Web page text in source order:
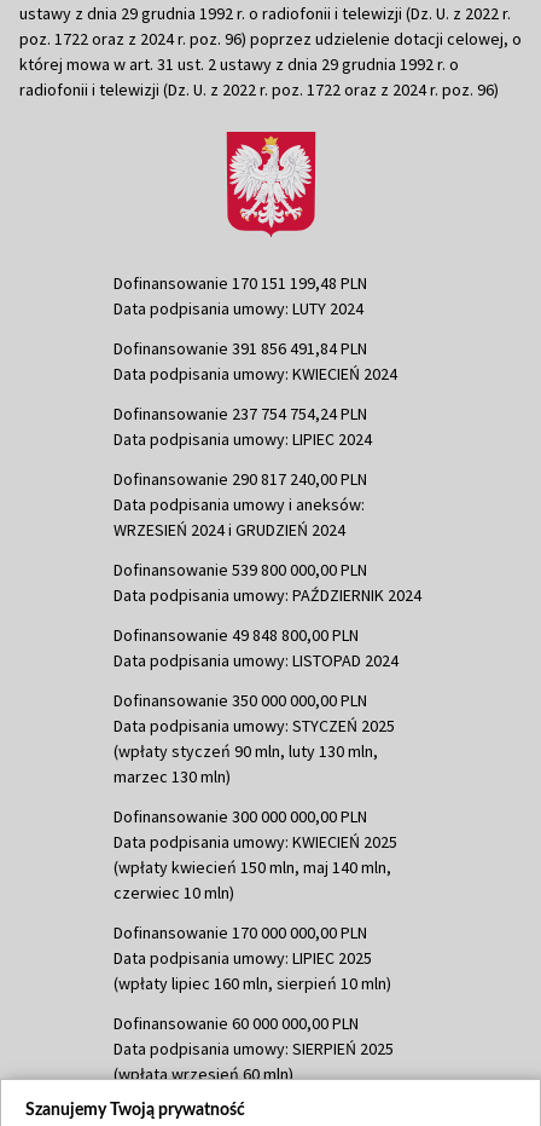
ustawy z dnia 29 grudnia 1992 r. o radiofonii i telewizji (Dz. U. z 2022 r.
poz. 1722 oraz z 2024 r. poz. 96) poprzez udzielenie dotacji celowej, o
której mowa w art. 31 ust. 2 ustawy z dnia 29 grudnia 1992 r. o
radiofonii i telewizji (Dz. U. z 2022 r. poz. 1722 oraz z 2024 r. poz. 96)
Dofinansowanie 170 151 199,48 PLN
Data podpisania umowy: LUTY 2024
Dofinansowanie 391 856 491,84 PLN
Data podpisania umowy: KWIECIEŃ 2024
Dofinansowanie 237 754 754,24 PLN
Data podpisania umowy: LIPIEC 2024
Dofinansowanie 290 817 240,00 PLN
Data podpisania umowy i aneksów:
WRZESIEŃ 2024 i GRUDZIEŃ 2024
Dofinansowanie 539 800 000,00 PLN
Data podpisania umowy: PAŹDZIERNIK 2024
Dofinansowanie 49 848 800,00 PLN
Data podpisania umowy: LISTOPAD 2024
Dofinansowanie 350 000 000,00 PLN
Data podpisania umowy: STYCZEŃ 2025
(wpłaty styczeń 90 mln, luty 130 mln,
marzec 130 mln)
Dofinansowanie 300 000 000,00 PLN
Data podpisania umowy: KWIECIEŃ 2025
(wpłaty kwiecień 150 mln, maj 140 mln,
czerwiec 10 mln)
Dofinansowanie 170 000 000,00 PLN
Data podpisania umowy: LIPIEC 2025
(wpłaty lipiec 160 mln, sierpień 10 mln)
Dofinansowanie 60 000 000,00 PLN
Data podpisania umowy: SIERPIEŃ 2025
(wpłata wrzesień 60 mln)
Dofinansowanie 635 783 051,21 PLN
Szanujemy Twoją prywatność